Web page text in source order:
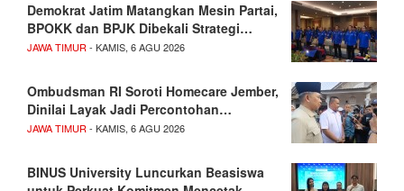
Demokrat Jatim Matangkan Mesin Partai,
BPOKK dan BPJK Dibekali Strategi…
JAWA TIMUR- KAMIS, 6 AGU 2026
Ombudsman RI Soroti Homecare Jember,
Dinilai Layak Jadi Percontohan…
JAWA TIMUR- KAMIS, 6 AGU 2026
BINUS University Luncurkan Beasiswa